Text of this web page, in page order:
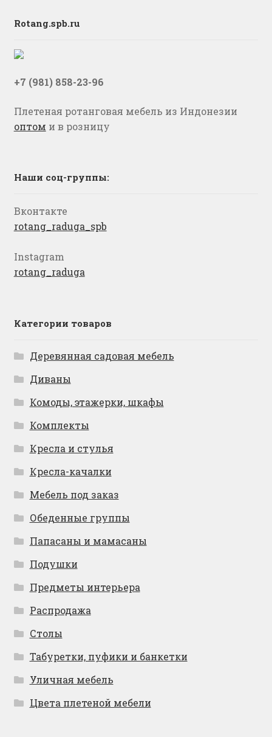
Rotang.spb.ru
+7 (981) 858-23-96
Плетеная ротанговая мебель из Индонезии
оптом и в розницу
Наши соц-группы:
Вконтакте
rotang_raduga_spb
Instagram
rotang_raduga
Категории товаров
Деревянная садовая мебель
Диваны
Комоды, этажерки, шкафы
Комплекты
Кресла и стулья
Кресла-качалки
Мебель под заказ
Обеденные группы
Папасаны и мамасаны
Подушки
Предметы интерьера
Распродажа
Столы
Табуретки, пуфики и банкетки
Уличная мебель
Цвета плетеной мебели